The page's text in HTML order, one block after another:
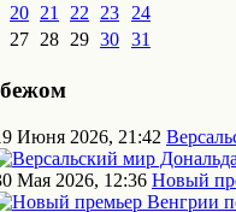
20 21 22 23
24
27 28 29 30 31
Июня 2026, 21:42
Мая 2026, 12:36 Новый